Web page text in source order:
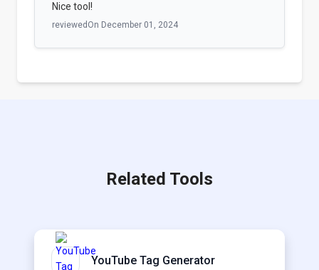
Nice tool!
reviewedOn December 01, 2024
Related Tools
YouTube Tag Generator